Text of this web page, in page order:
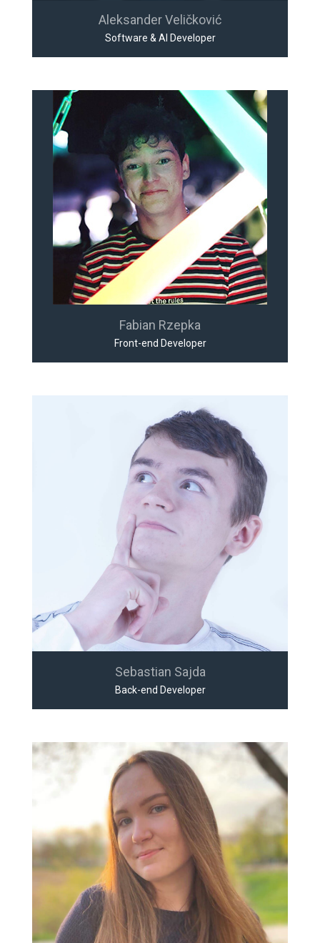
Aleksander Veličković
Software & AI Developer
Fabian Rzepka
Front-end Developer
Sebastian Sajda
Back-end Developer